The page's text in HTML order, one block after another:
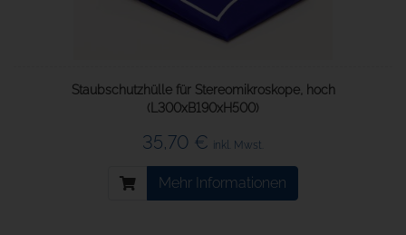
Staubschutzhülle für Stereomikroskope, hoch
(L300xB190xH500)
35,70 € inkl. Mwst.
Mehr Informationen